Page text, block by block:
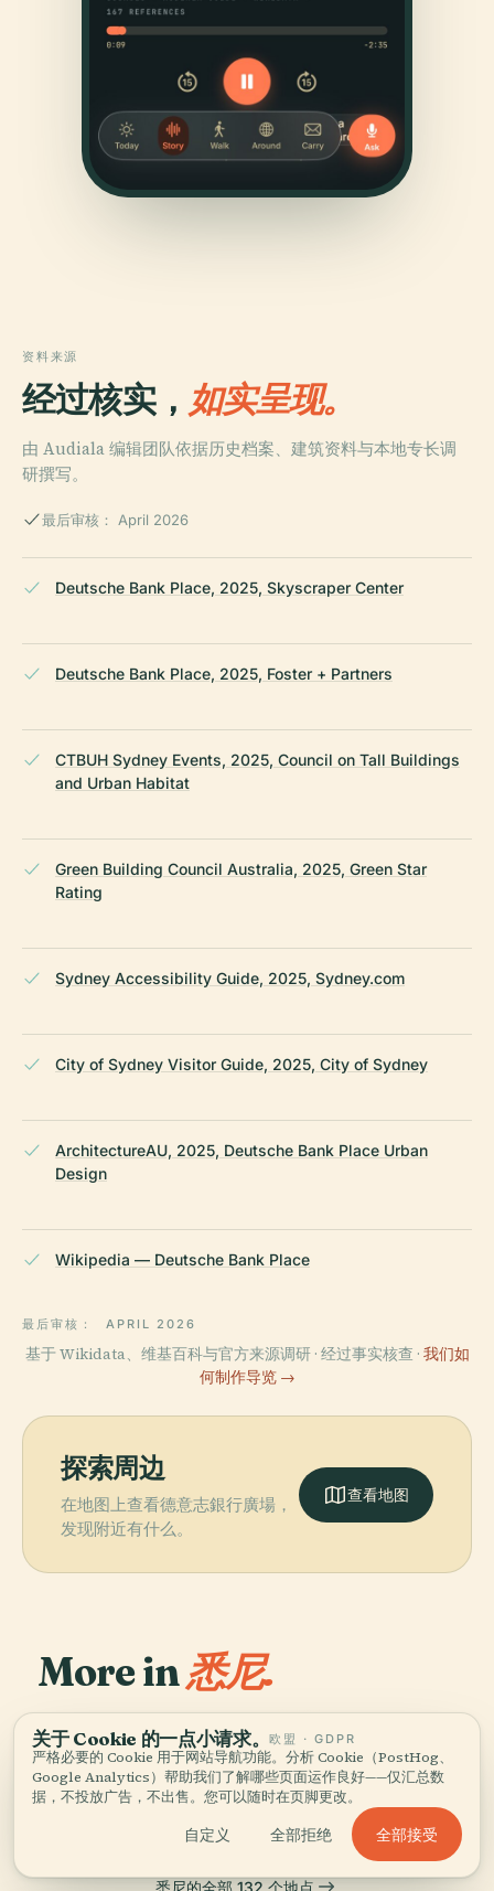
资料来源
经过核实， 如实呈现。
由 Audiala 编辑团队依据历史档案、建筑资料与本地专长调
研撰写。
最后审核： April 2026
Deutsche Bank Place, 2025, Skyscraper Center
Deutsche Bank Place, 2025, Foster + Partners
CTBUH Sydney Events, 2025, Council on Tall Buildings
and Urban Habitat
Green Building Council Australia, 2025, Green Star
Rating
Sydney Accessibility Guide, 2025, Sydney.com
City of Sydney Visitor Guide, 2025, City of Sydney
ArchitectureAU, 2025, Deutsche Bank Place Urban
Design
Wikipedia — Deutsche Bank Place
最后审核： APRIL 2026
基于 Wikidata、维基百科与官方来源调研 · 经过事实核查 · 我们如
何制作导览 →
探索周边
在地图上查看德意志銀行廣場，
发现附近有什么。
查看地图
More in悉尼.
132 个值得探索的地点——有几个值得搭配同游。
PLACE
悉尼歌剧院
PLACE
新南威爾士美術
館
PLACE
達令港
PLACE
澳洲博物馆
悉尼的全部 132 个地点
关于 Cookie 的一点小请求。欧盟 · GDPR
严格必要的 Cookie 用于网站导航功能。分析 Cookie（PostHog、
Google Analytics）帮助我们了解哪些页面运作良好——仅汇总数
据，不投放广告，不出售。您可以随时在页脚更改。
自定义 全部拒绝 全部接受